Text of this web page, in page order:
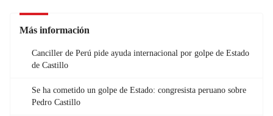
Más información
Canciller de Perú pide ayuda internacional por golpe de Estado
de Castillo
Se ha cometido un golpe de Estado: congresista peruano sobre
Pedro Castillo